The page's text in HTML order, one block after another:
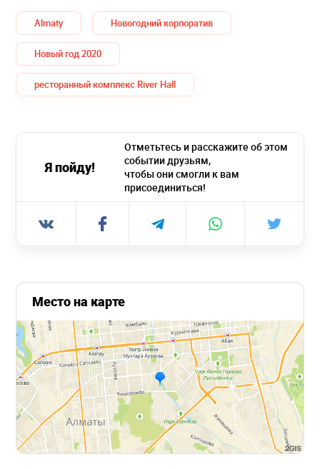
Almaty Новогодний корпоратив
Новый год 2020
ресторанный комплекс River Hall
Я пойду!
Отметьтесь и расскажите об этом
событии друзьям,
чтобы они смогли к вам
присоединиться!
Место на карте